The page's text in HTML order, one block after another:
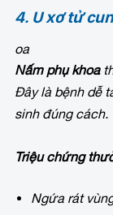
4. U xơ tử
oa
Nấm phụ khoa
Đây là bệnh dễ
sinh đúng cách.
Triệu chứng
Ngứa rát